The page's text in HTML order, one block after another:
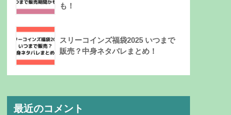
も！
スリーコインズ福袋2025 いつまで
販売？中身ネタバレまとめ！
最近のコメント